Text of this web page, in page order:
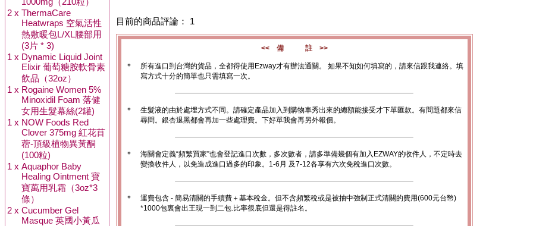
2 x ThermaCare
Heatwraps 空氣活性
熱敷暖包L/XL腰部用
(3片 * 3)
1 x Dynamic Liquid Joint
Elixir 葡萄糖胺軟骨素
飲品（32oz）
1 x Rogaine Women 5%
Minoxidil Foam 落健
女用生髮幕絲(2罐)
1 x NOW Foods Red
Clover 375mg 紅花苜
蓿-頂級植物異黃酮
(100粒)
1 x Aquaphor Baby
Healing Ointment 寶
寶萬用乳霜（3oz*3
條）
2 x Cucumber Gel
Masque 英國小黃瓜
目前的商品評論： 1
<< 備 註 >>
＊
所有進口到台灣的貨品，全都得使用Ezway才有辦法通關。 如果不知如何填寫的，請來信跟我連絡。填
寫方式十分的簡單也只需填寫一次。
＊
生髮液的由於處埋方式不同。請確定產品加入到購物車秀出來的總額能接受才下單匯款。有問題都來信
尋問。銀杏退黑都會再加一些處理費。下好單我會再另外報價。
＊
海關會定義“頻繁買家”也會登記進口次數，多次數者，請多準備幾個有加入EZWAY的收件人，不定時去
變換收件人，以免造成進口過多的印象。1-6月 及7-12各享有六次免稅進口次數。
＊
運費包含 - 簡易清關的手續費＋基本稅金。但不含頻繁稅或是被抽中強制正式清關的費用(600元台幣)
*1000包裏會出王現一到二包.比率很底但還是得註名。